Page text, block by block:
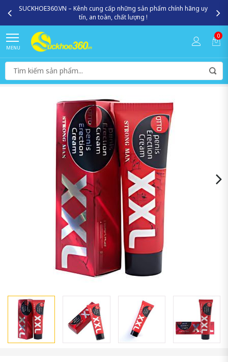
SUCKHOE360.VN – Kênh cung cấp những sản phẩm chính hãng uy
tín, an toàn, chất lượng !
MENU
0